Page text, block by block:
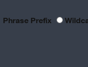
على طروحات
سمحا حول